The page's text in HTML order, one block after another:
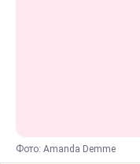
Фото: Amanda Demme